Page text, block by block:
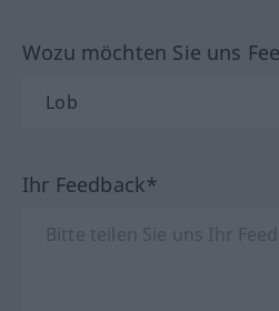
Wozu möchten Sie uns
Ihr Feedback*